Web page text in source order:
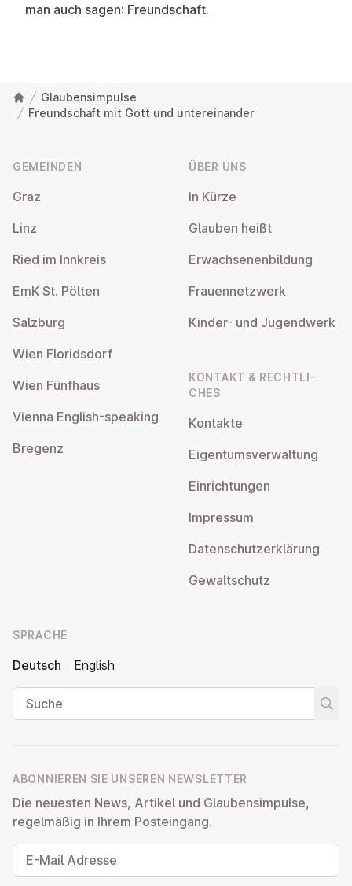
man auch sagen: Freundschaft.
Glaubensimpulse
Freundschaft mit Gott und untereinander
GEMEINDEN
Graz
Linz
Ried im Innkreis
EmK St. Pölten
Salzburg
Wien Flo­rids­dorf
Wien Fünfhaus
Vienna English-speaking
Bregenz
ÜBER UNS
In Kürze
Glauben heißt
Er­wach­se­nen­bil­dung
Frau­en­netz­werk
Kinder- und Ju­gend­werk
KONTAKT & RECHT­LI­
CHES
Kontakte
Ei­gen­tums­ver­wal­tung
Ein­rich­tun­gen
Impressum
Da­ten­schutz­er­klä­rung
Ge­walt­schutz
SPRACHE
Deutsch
English
Suche
ABONNIEREN SIE UNSEREN NEWSLETTER
Die neuesten News, Artikel und Glaubensimpulse,
regelmäßig in Ihrem Posteingang.
E-Mail Adresse